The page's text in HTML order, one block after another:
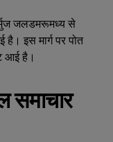
जलडमरूमध्‍य से
है। इस मार्ग पर पोत
आई है।